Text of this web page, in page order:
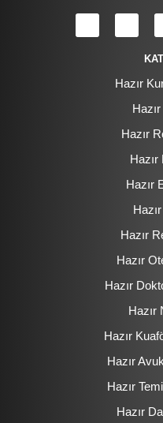
Hazır
Hazır
Hazır
Hazır
Hazır
Hazır
Hazır
Hazır
Hazır
Hazır
Hazır